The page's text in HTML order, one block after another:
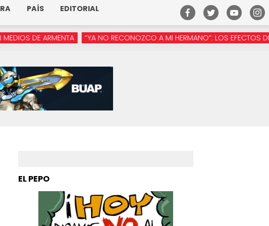
PAÍS
EDITORIAL
“YA NO RECONOZCO A MI HERMANO”: LOS EFECTOS DE LA
EL PEPO